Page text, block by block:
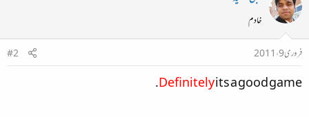
خادم
فروری 9، 2011
#2
Definitelyits a good game.